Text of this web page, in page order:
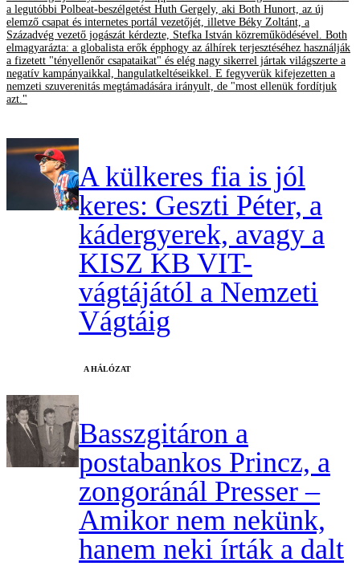
a legutóbbi Polbeat-beszélgetést Huth Gergely, aki Both Hunort, az új
elemző csapat és internetes portál vezetőjét, illetve Béky Zoltánt, a
Századvég vezető jogászát kérdezte, Stefka István közreműködésével. Both
elmagyarázta: a globalista erők épphogy az álhírek terjesztéséhez használják
a fizetett "tényellenőr csapataikat" és elég nagy sikerrel jártak világszerte a
negatív kampányaikkal, hangulatkeltéseikkel. E fegyverük kifejezetten a
nemzeti szuverenitás megtámadására irányult, de "most ellenük fordítjuk
azt."
A külkeres fia is jól
keres: Geszti Péter, a
kádergyerek, avagy a
KISZ KB VIT-
vágtájától a Nemzeti
Vágtáig
A HÁLÓZAT
Basszgitáron a
postabankos Princz, a
zongoránál Presser –
Amikor nem nekünk,
hanem neki írták a dalt